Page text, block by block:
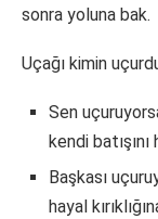
sonra yoluna bak.
Uçağı kimin
Sen
kendi
Başkası
hayal